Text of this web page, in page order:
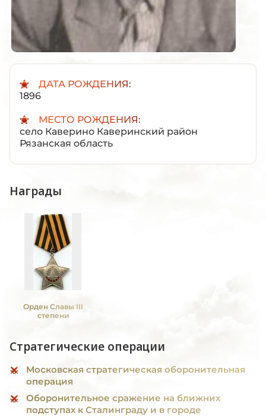
ДАТА РОЖДЕНИЯ:
1896
МЕСТО РОЖДЕНИЯ:
село Каверино Каверинский район
Рязанская область
Награды
Орден Славы III
степени
Стратегические операции
Московская стратегическая оборонительная
операция
Оборонительное сражение на ближних
подступах к Сталинграду и в городе